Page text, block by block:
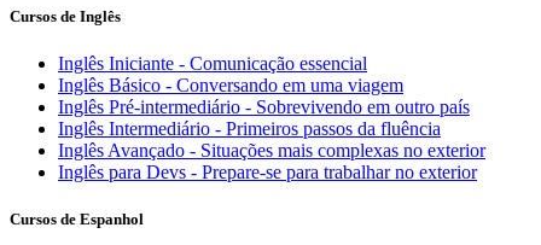
Cursos de Inglês
Inglês Iniciante - Comunicação essencial
Inglês Básico - Conversando em uma viagem
Inglês Pré-intermediário - Sobrevivendo em outro país
Inglês Intermediário - Primeiros passos da fluência
Inglês Avançado - Situações mais complexas no exterior
Inglês para Devs - Prepare-se para trabalhar no exterior
Cursos de Espanhol